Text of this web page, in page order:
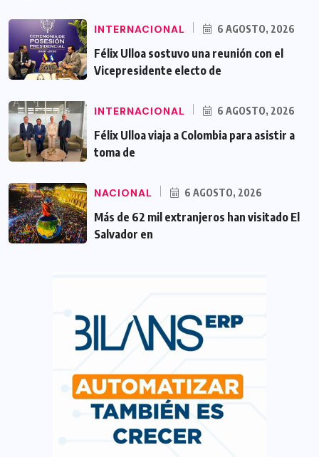
INTERNACIONAL 6 AGOSTO, 2026
Félix Ulloa sostuvo una reunión con el
Vicepresidente electo de
INTERNACIONAL 6 AGOSTO, 2026
Félix Ulloa viaja a Colombia para asistir a
toma de
NACIONAL 6 AGOSTO, 2026
Más de 62 mil extranjeros han visitado El
Salvador en